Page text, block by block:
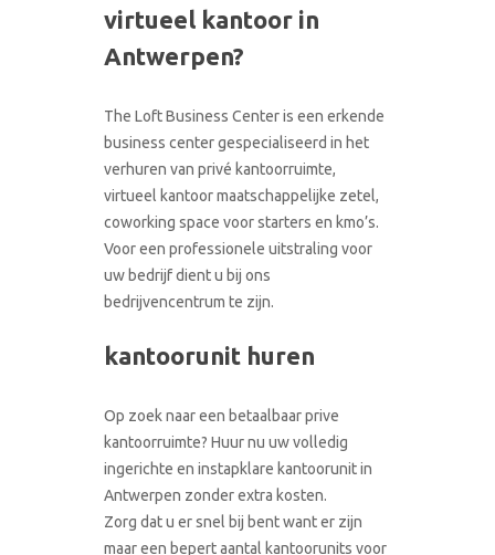
CONTACT
virtueel kantoor in
Antwerpen?
The Loft Business Center is een erkende
business center gespecialiseerd in het
verhuren van privé kantoorruimte,
virtueel kantoor maatschappelijke zetel,
coworking space voor starters en kmo’s.
Voor een professionele uitstraling voor
uw bedrijf dient u bij ons
bedrijvencentrum te zijn.
kantoorunit huren
Op zoek naar een betaalbaar prive
kantoorruimte? Huur nu uw volledig
ingerichte en instapklare kantoorunit in
Antwerpen zonder extra kosten.
Zorg dat u er snel bij bent want er zijn
maar een bepert aantal kantoorunits voor